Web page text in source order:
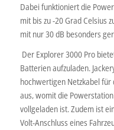
Dabei funktioniert die
mit bis zu -20 Grad Celsius
mit nur 30 dB besonders
Der Explorer 3000 Pro
Batterien aufzuladen.
hochwertigen Netzkabel für
aus, womit die
vollgeladen ist. Zudem ist
Volt-Anschluss eines